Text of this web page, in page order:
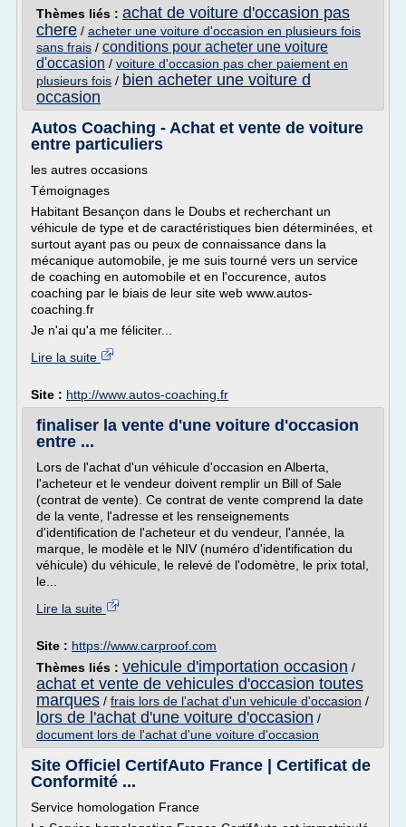
Thèmes liés : achat de voiture d'occasion pas
chere / acheter une voiture d'occasion en plusieurs fois
sans frais / conditions pour acheter une voiture
d'occasion / voiture d'occasion pas cher paiement en
plusieurs fois / bien acheter une voiture d
occasion
Autos Coaching - Achat et vente de voiture
entre particuliers
les autres occasions
Témoignages
Habitant Besançon dans le Doubs et recherchant un
véhicule de type et de caractéristiques bien déterminées, et
surtout ayant pas ou peux de connaissance dans la
mécanique automobile, je me suis tourné vers un service
de coaching en automobile et en l'occurence, autos
coaching par le biais de leur site web www.autos-
coaching.fr
Je n'ai qu'a me féliciter...
Lire la suite
Site : http://www.autos-coaching.fr
finaliser la vente d'une voiture d'occasion
entre ...
Lors de l'achat d'un véhicule d'occasion en Alberta,
l'acheteur et le vendeur doivent remplir un Bill of Sale
(contrat de vente). Ce contrat de vente comprend la date
de la vente, l'adresse et les renseignements
d'identification de l'acheteur et du vendeur, l'année, la
marque, le modèle et le NIV (numéro d'identification du
véhicule) du véhicule, le relevé de l'odomètre, le prix total,
le...
Lire la suite
Site : https://www.carproof.com
Thèmes liés : vehicule d'importation occasion /
achat et vente de vehicules d'occasion toutes
marques / frais lors de l'achat d'un vehicule d'occasion /
lors de l'achat d'une voiture d'occasion /
document lors de l'achat d'une voiture d'occasion
Site Officiel CertifAuto France | Certificat de
Conformité ...
Service homologation France